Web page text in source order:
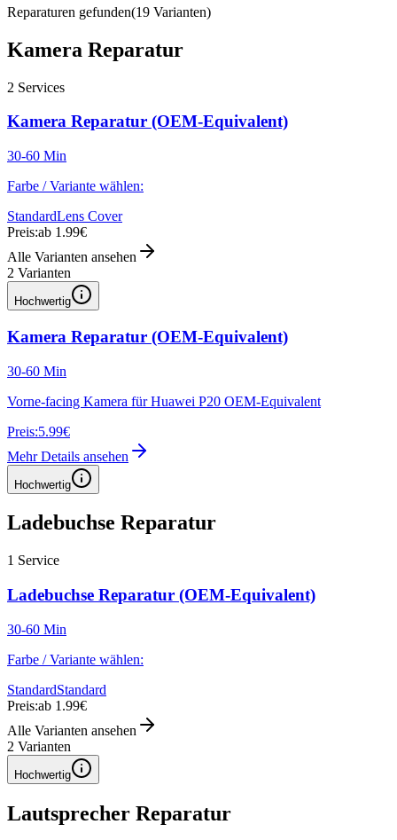
Reparaturen gefunden(19 Varianten)
Kamera Reparatur
2 Services
Kamera Reparatur (OEM-Equivalent)
30-60 Min
Farbe / Variante wählen:
StandardLens Cover
Preis:ab 1.99€
Alle Varianten ansehen
2 Varianten
Hochwertig
Kamera Reparatur (OEM-Equivalent)
30-60 Min
Vorne-facing Kamera für Huawei P20 OEM-Equivalent
Preis:5.99€
Mehr Details ansehen
Hochwertig
Ladebuchse Reparatur
1 Service
Ladebuchse Reparatur (OEM-Equivalent)
30-60 Min
Farbe / Variante wählen:
StandardStandard
Preis:ab 1.99€
Alle Varianten ansehen
2 Varianten
Hochwertig
Lautsprecher Reparatur